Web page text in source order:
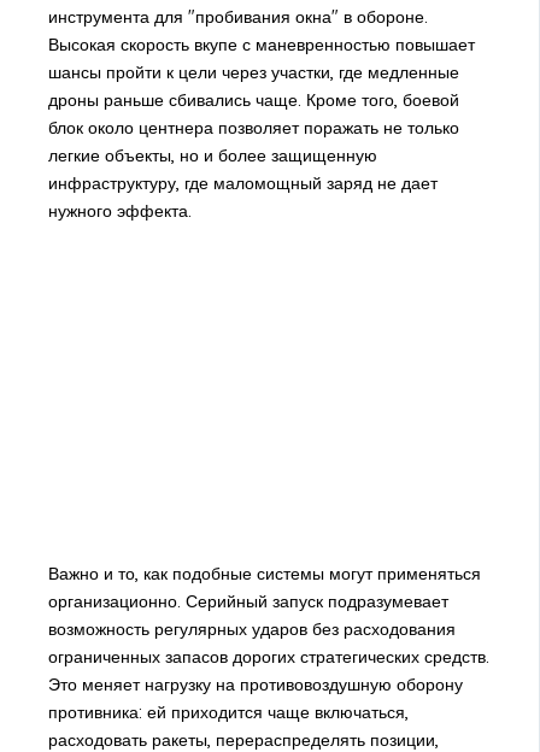
инструмента для "пробивания окна" в обороне.
Высокая скорость вкупе с маневренностью повышает
шансы пройти к цели через участки, где медленные
дроны раньше сбивались чаще. Кроме того, боевой
блок около центнера позволяет поражать не только
легкие объекты, но и более защищенную
инфраструктуру, где маломощный заряд не дает
нужного эффекта.
Важно и то, как подобные системы могут применяться
организационно. Серийный запуск подразумевает
возможность регулярных ударов без расходования
ограниченных запасов дорогих стратегических средств.
Это меняет нагрузку на противовоздушную оборону
противника: ей приходится чаще включаться,
расходовать ракеты, перераспределять позиции,